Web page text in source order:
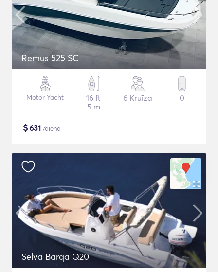
Remus 525 SC
Motor Yacht
16 ft
5 m
6 Kruīza 0
$631 /diena
Selva Barqa Q20